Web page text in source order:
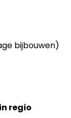
bijbouwen)
regio